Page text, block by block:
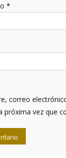
*
correo
próxima vez que